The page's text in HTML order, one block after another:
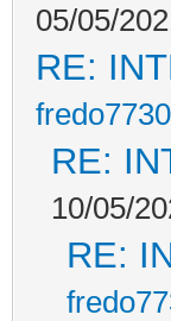
05/05/
RE:
fredo7730
RE:
10/05/
RE: